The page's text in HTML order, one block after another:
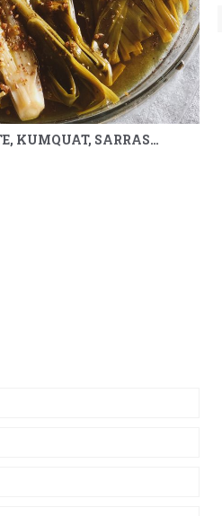
POIREAUX VINAIGRETTE, KUMQUAT, SARRASIN & MÉLILOT